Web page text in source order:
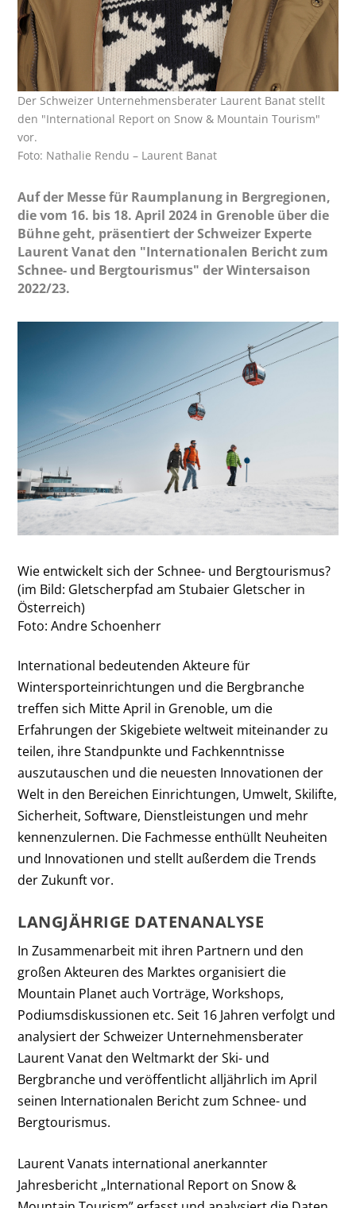
Der Schweizer Unternehmensberater Laurent Banat stellt
den "International Report on Snow & Mountain Tourism"
vor.
Foto: Nathalie Rendu – Laurent Banat
Auf der Messe für Raumplanung in Bergregionen,
die vom 16. bis 18. April 2024 in Grenoble über die
Bühne geht, präsentiert der Schweizer Experte
Laurent Vanat den "Internationalen Bericht zum
Schnee- und Bergtourismus" der Wintersaison
2022/23.
Wie entwickelt sich der Schnee- und Bergtourismus?
(im Bild: Gletscherpfad am Stubaier Gletscher in
Österreich)
Foto: Andre Schoenherr
International bedeutenden Akteure für
Wintersporteinrichtungen und die Bergbranche
treffen sich Mitte April in Grenoble, um die
Erfahrungen der Skigebiete weltweit miteinander zu
teilen, ihre Standpunkte und Fachkenntnisse
auszutauschen und die neuesten Innovationen der
Welt in den Bereichen Einrichtungen, Umwelt, Skilifte,
Sicherheit, Software, Dienstleistungen und mehr
kennenzulernen. Die Fachmesse enthüllt Neuheiten
und Innovationen und stellt außerdem die Trends
der Zukunft vor.
LANGJÄHRIGE DATENANALYSE
In Zusammenarbeit mit ihren Partnern und den
großen Akteuren des Marktes organisiert die
Mountain Planet auch Vorträge, Workshops,
Podiumsdiskussionen etc. Seit 16 Jahren verfolgt und
analysiert der Schweizer Unternehmensberater
Laurent Vanat den Weltmarkt der Ski- und
Bergbranche und veröffentlicht alljährlich im April
seinen Internationalen Bericht zum Schnee- und
Bergtourismus.
Laurent Vanats international anerkannter
Jahresbericht „International Report on Snow &